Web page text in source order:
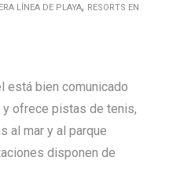
LÍNEA DE PLAYA, RESORTS EN
está bien comunicado
y ofrece pistas de tenis,
al mar y al parque
disponen de